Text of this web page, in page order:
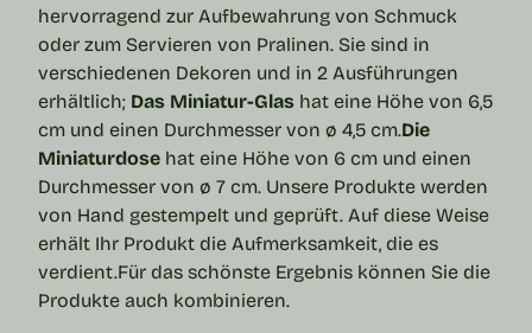
hervorragend zur Aufbewahrung von Schmuck
oder zum Servieren von Pralinen. Sie sind in
verschiedenen Dekoren und in 2 Ausführungen
erhältlich; Das Miniatur-Glas hat eine Höhe von 6,5
cm und einen Durchmesser von ø 4,5 cm.Die
Miniaturdose hat eine Höhe von 6 cm und einen
Durchmesser von ø 7 cm. Unsere Produkte werden
von Hand gestempelt und geprüft. Auf diese Weise
erhält Ihr Produkt die Aufmerksamkeit, die es
verdient.Für das schönste Ergebnis können Sie die
Produkte auch kombinieren.